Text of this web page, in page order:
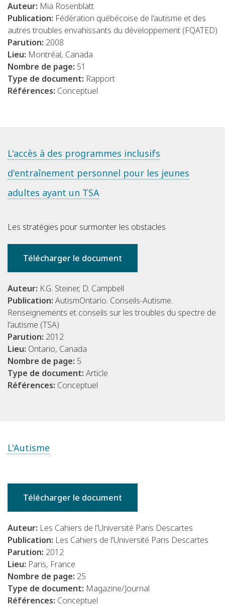
Auteur: Mia Rosenblatt
Publication: Fédération québécoise de l'autisme et des
autres troubles envahissants du développement (FQATED)
Parution: 2008
Lieu: Montréal, Canada
Nombre de page: 51
Type de document: Rapport
Références: Conceptuel
L'accès à des programmes inclusifs
d'entraînement personnel pour les jeunes
adultes ayant un TSA
Les stratégies pour surmonter les obstacles
Télécharger le document
Auteur: K.G. Steiner, D. Campbell
Publication: AutismOntario. Conseils-Autisme.
Renseignements et conseils sur les troubles du spectre de
l'autisme (TSA)
Parution: 2012
Lieu: Ontario, Canada
Nombre de page: 5
Type de document: Article
Références: Conceptuel
L'Autisme
Télécharger le document
Auteur: Les Cahiers de l'Université Paris Descartes
Publication: Les Cahiers de l'Université Paris Descartes
Parution: 2012
Lieu: Paris, France
Nombre de page: 25
Type de document: Magazine/Journal
Références: Conceptuel